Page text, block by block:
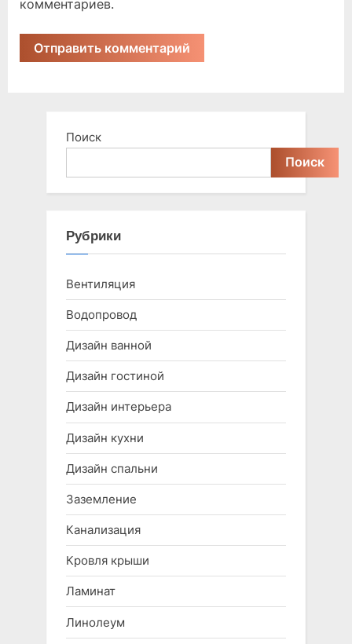
комментариев.
Поиск
Поиск
Рубрики
Вентиляция
Водопровод
Дизайн ванной
Дизайн гостиной
Дизайн интерьера
Дизайн кухни
Дизайн спальни
Заземление
Канализация
Кровля крыши
Ламинат
Линолеум